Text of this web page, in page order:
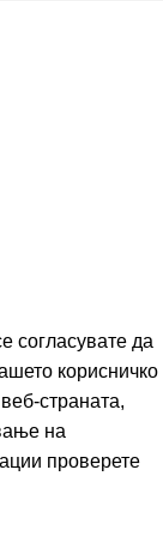
согласувате да
корисничко
страната,
на
проверете